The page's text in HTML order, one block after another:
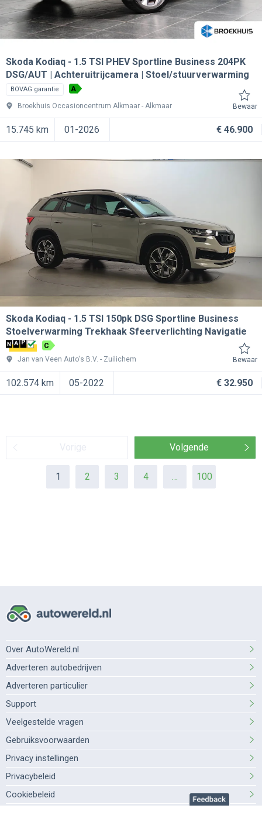
Skoda Kodiaq
1.5 TSI PHEV Sportline Business 204PK
DSG/AUT | Achteruitrijcamera | Stoel/stuurverwarming
BOVAG garantie A
Broekhuis Occasioncentrum Alkmaar Alkmaar Bewaar
15.745 km 01-2026 € 46.900
Skoda Kodiaq
1.5 TSI 150pk DSG Sportline Business
Stoelverwarming Trekhaak Sfeerverlichting Navigatie
C
Jan van Veen Auto's B.V.
Zuilichem Bewaar
102.574 km 05-2022 € 32.950
1 2 3 4 … 100
Volgende
Over AutoWereld.nl
Adverteren autobedrijven
Adverteren particulier
Support
Veelgestelde vragen
Gebruiksvoorwaarden
Privacy instellingen
Privacybeleid
Cookiebeleid